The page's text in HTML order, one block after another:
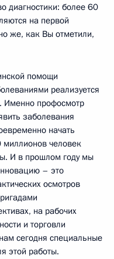
диагностики: более 60
на первой
же, как Вы отметили,
помощи
реализуется
Именно профосмотр
заболевания
начать
человек
И в прошлом году мы
– это
осмотров
на рабочих
и торговли
сегодня специальные
этой работы.